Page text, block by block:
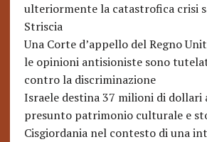
ulteriormente la catastrofica crisi
Striscia
Una Corte d’appello del Regno
le opinioni antisioniste sono
contro la discriminazione
Israele destina 37 milioni di dollari
presunto patrimonio culturale e
Cisgiordania nel contesto di una